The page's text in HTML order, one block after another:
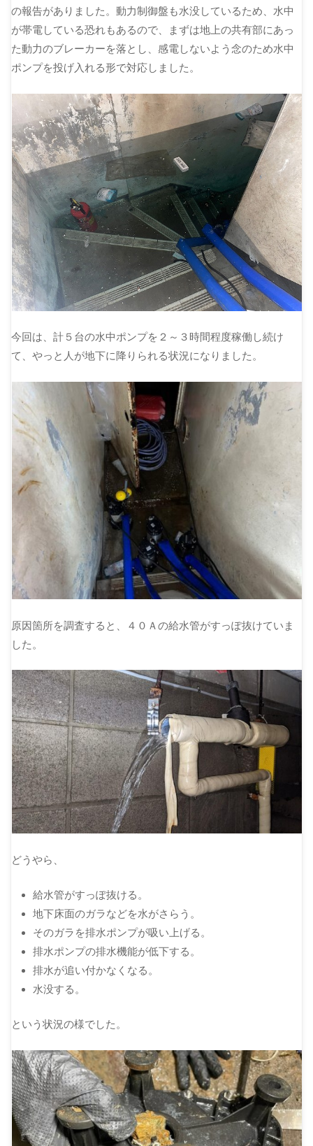
の報告がありました。動力制御盤も水没しているため、水中
が帯電している恐れもあるので、まずは地上の共有部にあっ
た動力のブレーカーを落とし、感電しないよう念のため水中
ポンプを投げ入れる形で対応しました。
今回は、計５台の水中ポンプを２～３時間程度稼働し続け
て、やっと人が地下に降りられる状況になりました。
原因箇所を調査すると、４０Ａの給水管がすっぽ抜けていま
した。
どうやら、
給水管がすっぽ抜ける。
地下床面のガラなどを水がさらう。
そのガラを排水ポンプが吸い上げる。
排水ポンプの排水機能が低下する。
排水が追い付かなくなる。
水没する。
という状況の様でした。